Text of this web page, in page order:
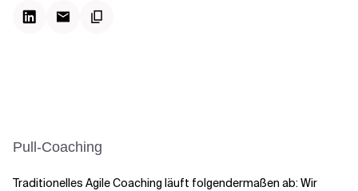
Pull-Coaching
Traditionelles Agile Coaching läuft folgendermaßen ab: Wir